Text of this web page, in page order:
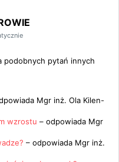
podobnych pytań innych
Mgr inż. Ola Kilen-
wzrostu – odpowiada Mgr
– odpowiada Mgr inż.